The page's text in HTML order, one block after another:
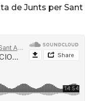
de Junts per Sant